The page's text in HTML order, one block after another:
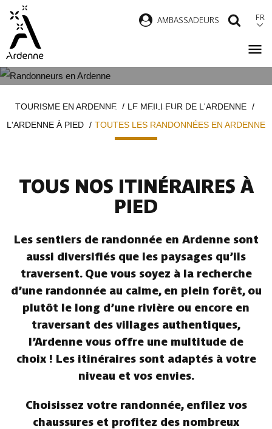
contenu
principal
AMBASSADEURS FR
ARDENNE
d'ArianeTOURISME EN ARDENNE
LE MEILLEUR DE L'ARDENNE
L'ARDENNE À PIED
TOUTES LES RANDONNÉES EN ARDENNE
TOUS NOS ITINÉRAIRES À
PIED
Les sentiers de randonnée en Ardenne sont
aussi diversifiés que les paysages qu’ils
traversent. Que vous soyez à la recherche
d’une randonnée au calme, en plein forêt, ou
plutôt le long d’une rivière ou encore en
traversant des villages authentiques,
l’Ardenne vous offre une multitude de
choix ! Les itinéraires sont adaptés à votre
niveau et vos envies.
Choisissez votre randonnée, enfilez vos
chaussures et profitez des nombreux